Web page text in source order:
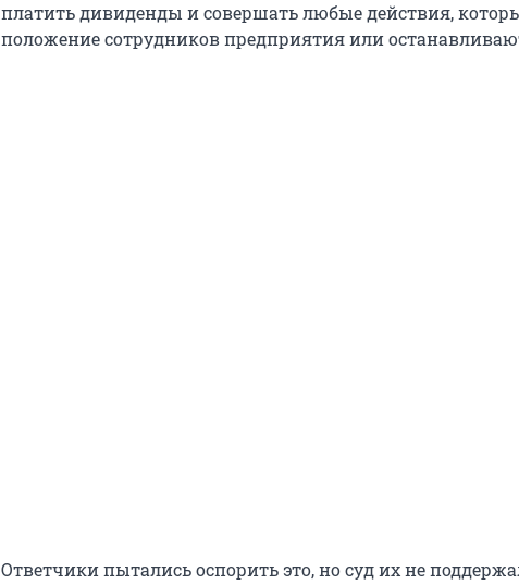
платить дивиденды и совершать любые действия,
положение сотрудников предприятия или
Ответчики пытались оспорить это, но суд их не